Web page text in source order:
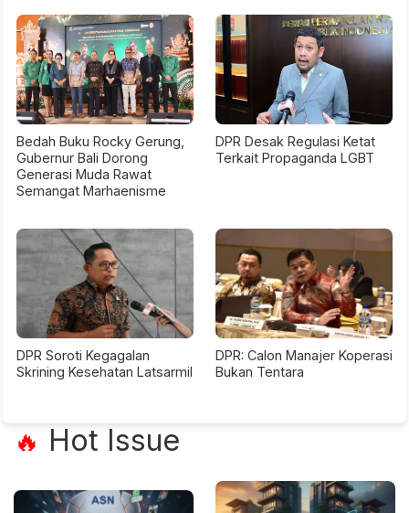
Bedah Buku Rocky Gerung,
Gubernur Bali Dorong
Generasi Muda Rawat
Semangat Marhaenisme
DPR Desak Regulasi Ketat
Terkait Propaganda LGBT
DPR Soroti Kegagalan
Skrining Kesehatan Latsarmil
DPR: Calon Manajer Koperasi
Bukan Tentara
🔥 Hot Issue